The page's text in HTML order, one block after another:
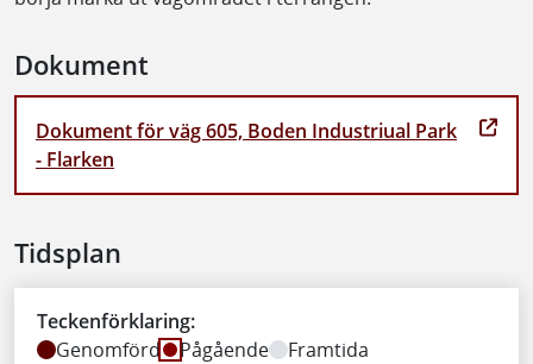
Dokument
Dokument för väg 605, Boden Industriual Park
- Flarken
Tidsplan
Teckenförklaring:
Genomförd
Pågående Framtida